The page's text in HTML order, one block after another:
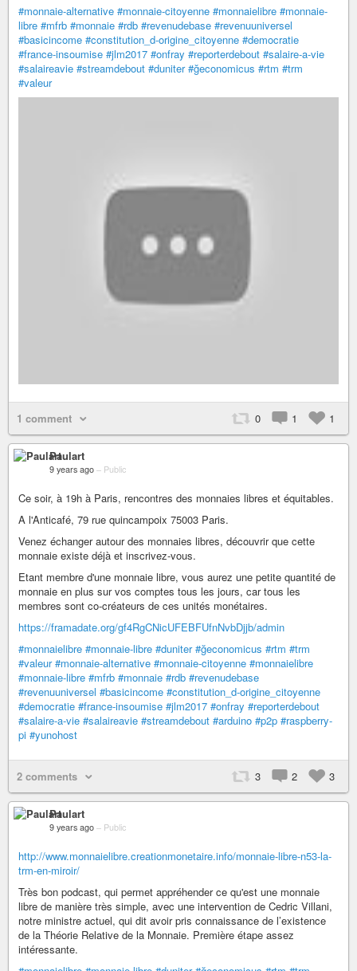
#monnaie-alternative #monnaie-citoyenne #monnaielibre #monnaie-
libre #mfrb #monnaie #rdb #revenudebase #revenuuniversel
#basicincome #constitution_d-origine_citoyenne #democratie
#france-insoumise #jlm2017 #onfray #reporterdebout #salaire-a-vie
#salaireavie #streamdebout #duniter #ğeconomicus #rtm #trm
#valeur
1 comment 0 1 1
Paulart
9 years ago – Public
Ce soir, à 19h à Paris, rencontres des monnaies libres et équitables.
A l'Anticafé, 79 rue quincampoix 75003 Paris.
Venez échanger autour des monnaies libres, découvrir que cette
monnaie existe déjà et inscrivez-vous.
Etant membre d'une monnaie libre, vous aurez une petite quantité de
monnaie en plus sur vos comptes tous les jours, car tous les
membres sont co-créateurs de ces unités monétaires.
https://framadate.org/gf4RgCNicUFEBFUfnNvbDjjb/admin
#monnaielibre #monnaie-libre #duniter #ğeconomicus #rtm #trm
#valeur #monnaie-alternative #monnaie-citoyenne #monnaielibre
#monnaie-libre #mfrb #monnaie #rdb #revenudebase
#revenuuniversel #basicincome #constitution_d-origine_citoyenne
#democratie #france-insoumise #jlm2017 #onfray #reporterdebout
#salaire-a-vie #salaireavie #streamdebout #arduino #p2p #raspberry-
pi #yunohost
2 comments 3 2 3
Paulart
9 years ago – Public
http://www.monnaielibre.creationmonetaire.info/monnaie-libre-n53-la-
trm-en-miroir/
Très bon podcast, qui permet appréhender ce qu'est une monnaie
libre de manière très simple, avec une intervention de Cedric Villani,
notre ministre actuel, qui dit avoir pris connaissance de l’existence
de la Théorie Relative de la Monnaie. Première étape assez
intéressante.